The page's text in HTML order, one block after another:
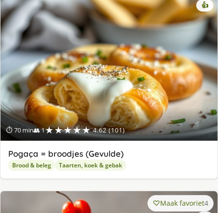
⏱ 70 min👥 1★★★★★ 4.62 (101)
👍
Pogaça = broodjes (Gevulde)
Brood & beleg Taarten, koek & gebak
Maak favoriet4